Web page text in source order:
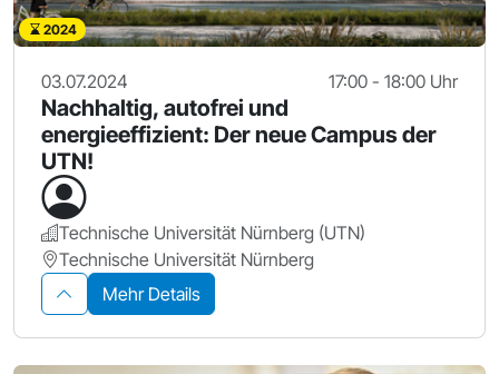
2024
03.07.2024 17:00 - 18:00 Uhr
Nachhaltig, autofrei und
energieeffizient: Der neue Campus der
UTN!
Technische Universität Nürnberg (UTN)
Technische Universität Nürnberg
Mehr Details